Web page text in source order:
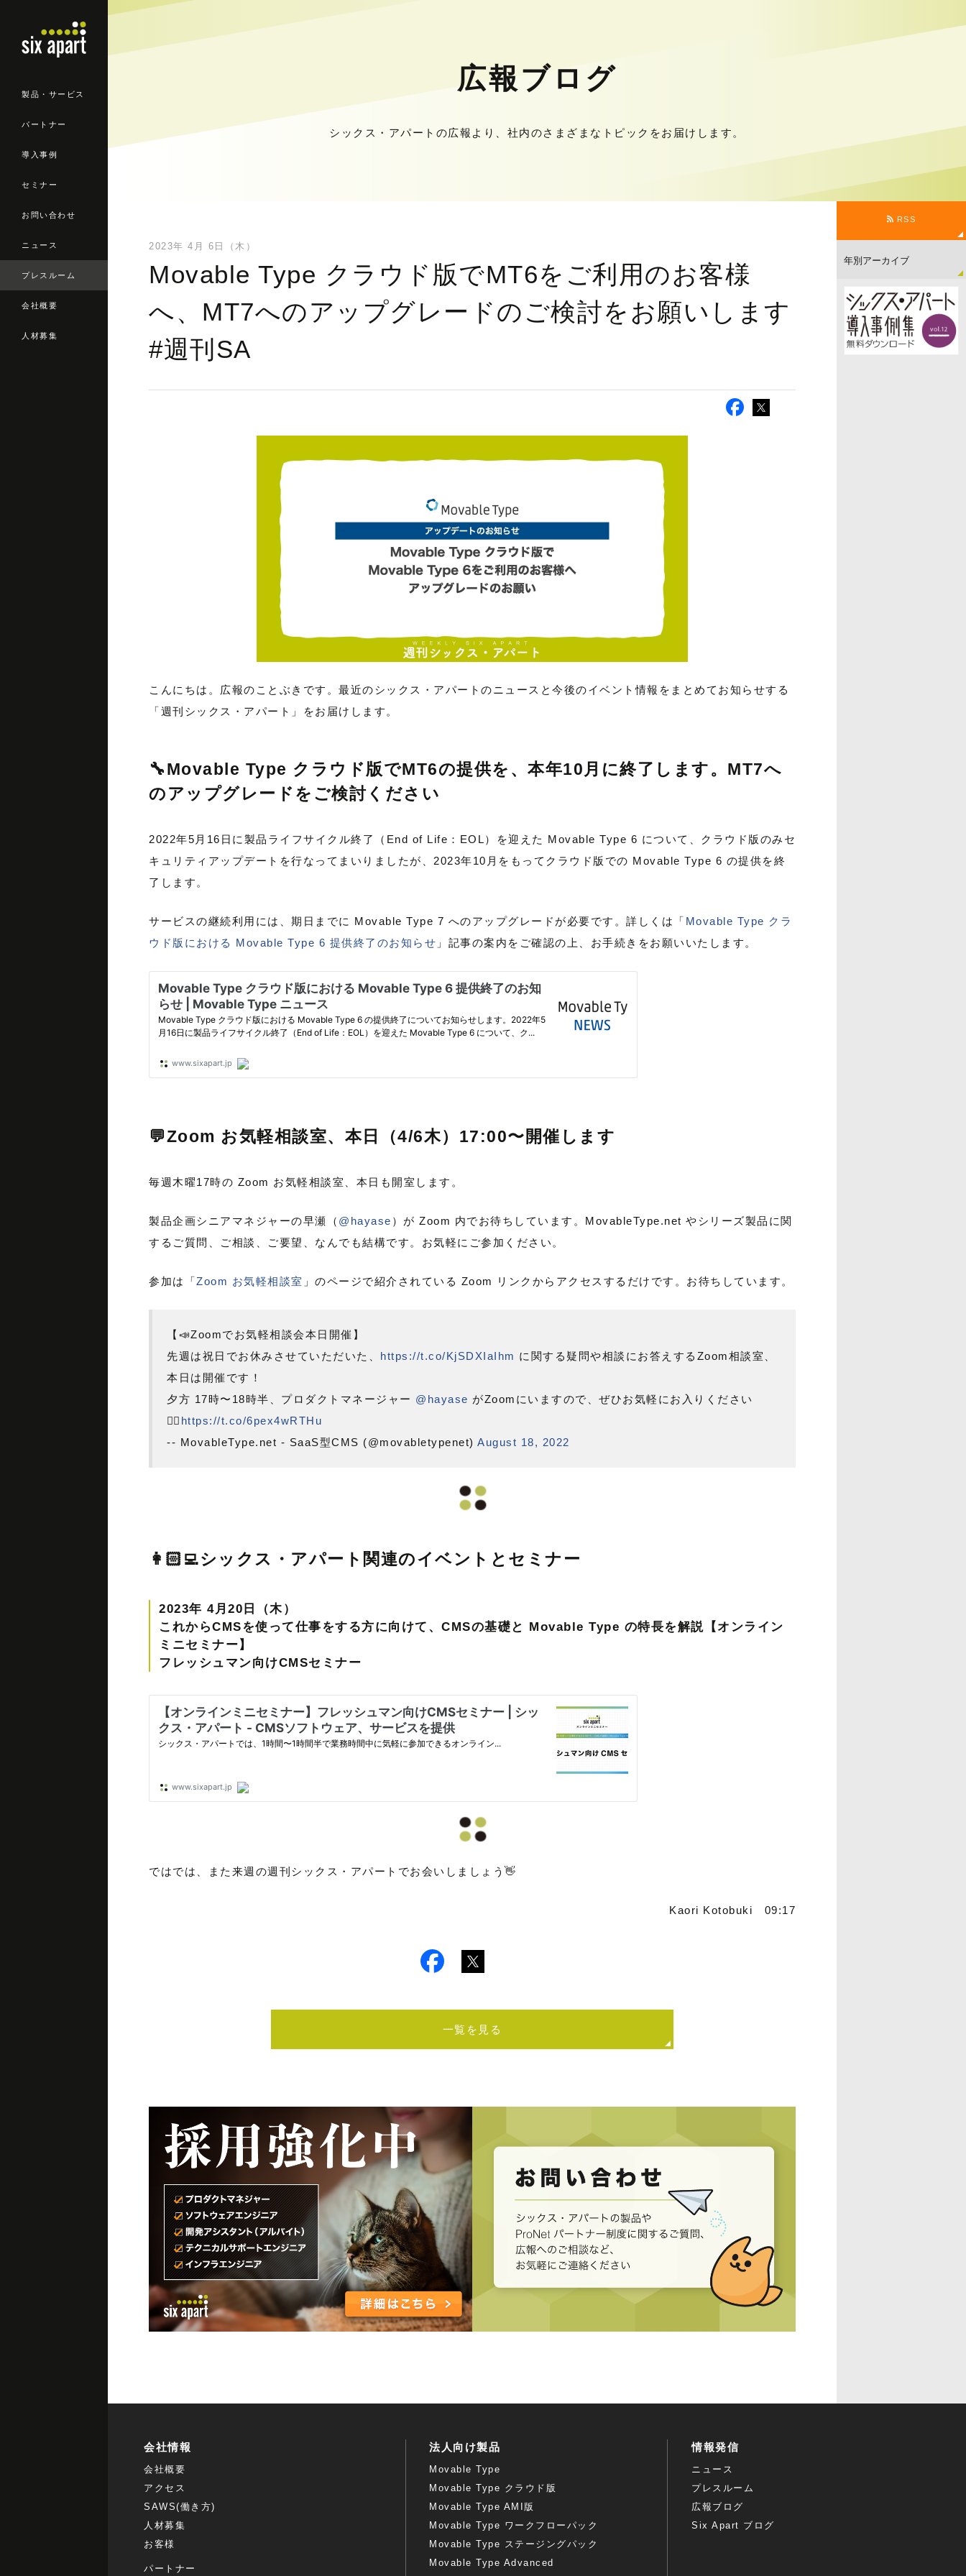
製品・サービス
パートナー
導入事例
セミナー
お問い合わせ
ニュース
プレスルーム
会社概要
人材募集
広報ブログ
シックス・アパートの広報より、社内のさまざまなトピックをお届けします。
2023年 4月 6日（木）
Movable Type クラウド版でMT6をご利用のお客様
へ、MT7へのアップグレードのご検討をお願いします
#週刊SA
こんにちは。広報のことぶきです。最近のシックス・アパートのニュースと今後のイベント情報をまとめてお知らせする
「週刊シックス・アパート」をお届けします。
🔧Movable Type クラウド版でMT6の提供を、本年10月に終了します。MT7へ
のアップグレードをご検討ください
2022年5月16日に製品ライフサイクル終了（End of Life：EOL）を迎えた Movable Type 6 について、クラウド版のみセ
キュリティアップデートを行なってまいりましたが、2023年10月をもってクラウド版での Movable Type 6 の提供を終
了します。
サービスの継続利用には、期日までに Movable Type 7 へのアップグレードが必要です。詳しくは「 Movable Type クラ
ウド版における Movable Type 6 提供終了のお知らせ 」記事の案内をご確認の上、お手続きをお願いいたします。
💬Zoom お気軽相談室、本日（4/6木）17:00〜開催します
毎週木曜17時の Zoom お気軽相談室、本日も開室します。
製品企画シニアマネジャーの早瀬（ @hayase ）が Zoom 内でお待ちしています。MovableType.net やシリーズ製品に関
するご質問、ご相談、ご要望、なんでも結構です。お気軽にご参加ください。
参加は「Zoom お気軽相談室 」のページで紹介されている Zoom リンクからアクセスするだけです。お待ちしています。
【📣Zoomでお気軽相談会本日開催】
先週は祝日でお休みさせていただいた、 https://t.co/KjSDXIaIhm に関する疑問や相談にお答えするZoom相談室、
本日は開催です！
夕方 17時〜18時半、プロダクトマネージャー @hayase がZoomにいますので、ぜひお気軽にお入りください
💁‍♂️ https://t.co/6pex4wRTHu
-- MovableType.net - SaaS型CMS (@movabletypenet) August 18, 2022
👩🏻‍💻シックス・アパート関連のイベントとセミナー
2023年 4月20日（木）
これからCMSを使って仕事をする方に向けて、CMSの基礎と Movable Type の特長を解説【オンライン
ミニセミナー】
フレッシュマン向けCMSセミナー
ではでは、また来週の週刊シックス・アパートでお会いしましょう👋
Kaori Kotobuki 09:17
一覧を見る
RSS
会社情報
会社概要
アクセス
SAWS(働き方)
人材募集
お客様
パートナー
法人向け製品
Movable Type
Movable Type クラウド版
Movable Type AMI版
Movable Type ワークフローパック
Movable Type ステージングパック
Movable Type Advanced
情報発信
ニュース
プレスルーム
広報ブログ
Six Apart ブログ